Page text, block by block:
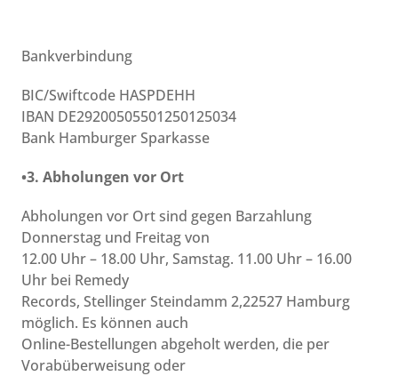
Bankverbindung
BIC/Swiftcode HASPDEHH
IBAN DE29200505501250125034
Bank Hamburger Sparkasse
•3. Abholungen vor Ort
Abholungen vor Ort sind gegen Barzahlung
Donnerstag und Freitag von
12.00 Uhr – 18.00 Uhr, Samstag. 11.00 Uhr – 16.00
Uhr bei Remedy
Records, Stellinger Steindamm 2,22527 Hamburg
möglich. Es können auch
Online-Bestellungen abgeholt werden, die per
Vorabüberweisung oder